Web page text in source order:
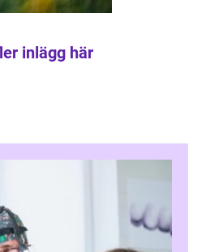
inlägg här